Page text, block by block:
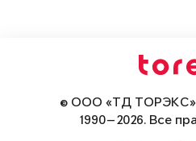
© ООО «ТД ТОРЭКС»
1990—2026. Все